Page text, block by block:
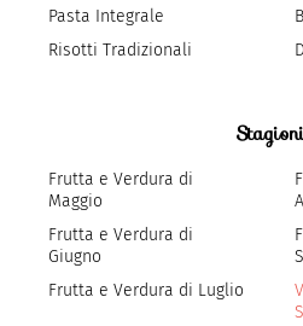
Pasta Integrale
Risotti Tradizionali
Frutta e Verdura di
Maggio
Frutta e Verdura di
Giugno
Frutta e Verdura di Luglio